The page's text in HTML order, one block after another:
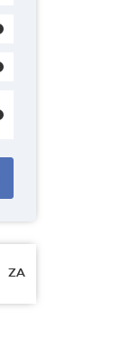
ZA